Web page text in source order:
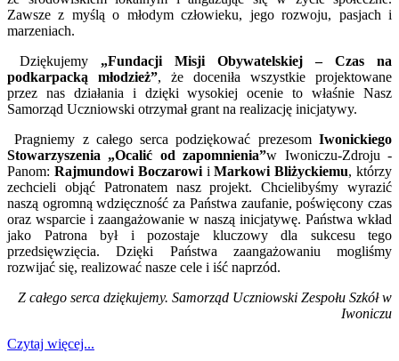
Zawsze z myślą o młodym człowieku, jego rozwoju, pasjach i
marzeniach.
Dziękujemy „Fundacji Misji Obywatelskiej – Czas na
podkarpacką młodzież”, że doceniła wszystkie projektowane
przez nas działania i dzięki wysokiej ocenie to właśnie Nasz
Samorząd Uczniowski otrzymał grant na realizację inicjatywy.
Pragniemy z całego serca podziękować prezesom Iwonickiego
Stowarzyszenia „Ocalić od zapomnienia”w Iwoniczu-Zdroju -
Panom: Rajmundowi BoczarowiiMarkowi Bliżyckiemu, którzy
zechcieli objąć Patronatem nasz projekt. Chcielibyśmy wyrazić
naszą ogromną wdzięczność za Państwa zaufanie, poświęcony czas
oraz wsparcie i zaangażowanie w naszą inicjatywę. Państwa wkład
jako Patrona był i pozostaje kluczowy dla sukcesu tego
przedsięwzięcia. Dzięki Państwa zaangażowaniu mogliśmy
rozwijać się, realizować nasze cele i iść naprzód.
Z całego serca dziękujemy. Samorząd Uczniowski Zespołu Szkół w
Iwoniczu
Czytaj więcej...